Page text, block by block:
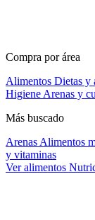
Compra por área
Alimentos Dietas y
Higiene Arenas y
Más buscado
Arenas Alimentos
y vitaminas
Ver alimentos